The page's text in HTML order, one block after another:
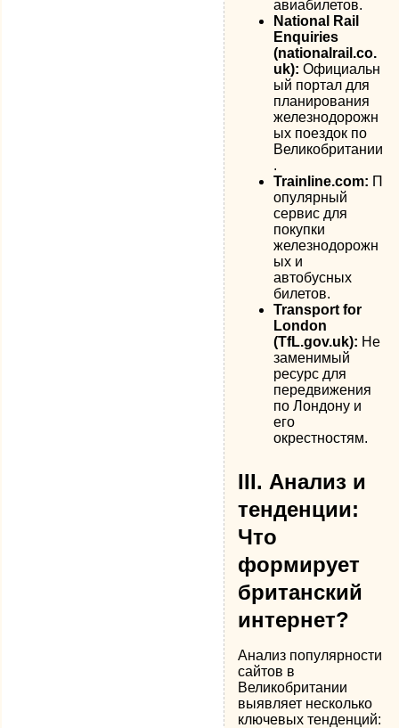
авиабилетов.
National Rail
Enquiries
(nationalrail.co.
uk): Официальн
ый портал для
планирования
железнодорожн
ых поездок по
Великобритании
.
Trainline.com: П
опулярный
сервис для
покупки
железнодорожн
ых и
автобусных
билетов.
Transport for
London
(TfL.gov.uk): Не
заменимый
ресурс для
передвижения
по Лондону и
его
окрестностям.
III. Анализ и
тенденции:
Что
формирует
британский
интернет?
Анализ популярности
сайтов в
Великобритании
выявляет несколько
ключевых тенденций: